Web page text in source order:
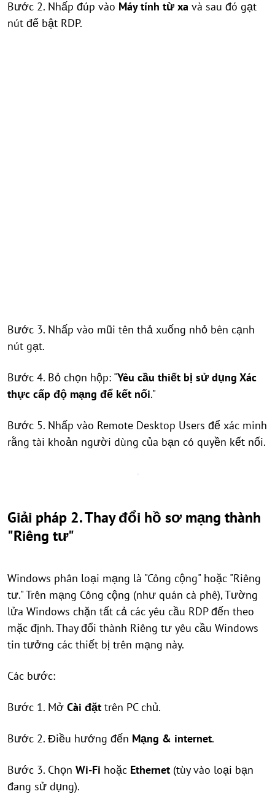
Bước 2. Nhấp đúp vào Máy tính từ xa và sau đó gạt
nút để bật RDP.
Bước 3. Nhấp vào mũi tên thả xuống nhỏ bên cạnh
nút gạt.
Bước 4. Bỏ chọn hộp: "Yêu cầu thiết bị sử dụng Xác
thực cấp độ mạng để kết nối."
Bước 5. Nhấp vào Remote Desktop Users để xác minh
rằng tài khoản người dùng của bạn có quyền kết nối.
Giải pháp 2. Thay đổi hồ sơ mạng thành
"Riêng tư"
Windows phân loại mạng là "Công cộng" hoặc "Riêng
tư." Trên mạng Công cộng (như quán cà phê), Tường
lửa Windows chặn tất cả các yêu cầu RDP đến theo
mặc định. Thay đổi thành Riêng tư yêu cầu Windows
tin tưởng các thiết bị trên mạng này.
Các bước:
Bước 1. Mở Cài đặt trên PC chủ.
Bước 2. Điều hướng đến Mạng & internet.
Bước 3. Chọn Wi-Fi hoặc Ethernet (tùy vào loại bạn
đang sử dụng).